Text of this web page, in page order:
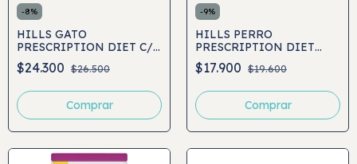
-8%
HILLS GATO
PRESCRIPTION DIET C/D
URINARY CARE
MULTICARE
$24.300 $26.500
Comprar
-9%
HILLS PERRO
PRESCRIPTION DIET
URINARY CARE C/D
$17.900 $19.600
Comprar